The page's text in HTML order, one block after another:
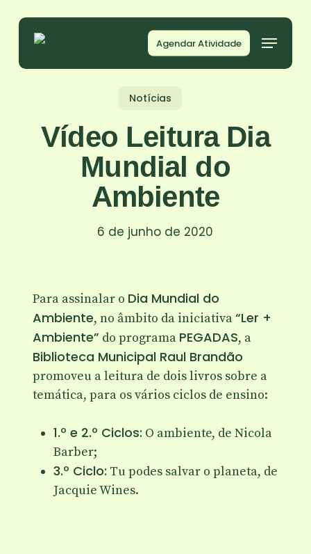
content
Agendar Atividade
Notícias
Vídeo Leitura Dia
Mundial do
Ambiente
6 de junho de 2020
Para assinalar o Dia Mundial do
Ambiente, no âmbito da iniciativa“Ler +
Ambiente” do programa PEGADAS, a
Biblioteca Municipal Raul Brandão
promoveu a leitura de dois livros sobre a
temática, para os vários ciclos de ensino:
1.º e 2.º Ciclos: O ambiente, de Nicola
Barber;
3.º Ciclo: Tu podes salvar o planeta, de
Jacquie Wines.